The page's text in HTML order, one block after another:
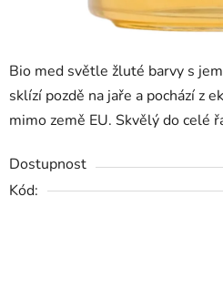
Bio med světle žluté barvy s
sklízí pozdě na jaře a pochází z
mimo země EU. Skvělý do celé
Dostupnost
Kód: